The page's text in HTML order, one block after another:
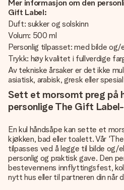
Mer informasjon om den
Gift Label:
Duft: sukker og solskinn
Volum: 500 ml
Personlig tilpasset: med bilde
Trykk: høy kvalitet i fullverdige
Av tekniske årsaker er det ikke
asiatisk, arabisk, gresk eller
Sett et morsomt preg på
personlige The Gift
En kul håndsåpe kan sette et
kjøkken, bad eller toalett. Vår
tilpasses ved å legge til bilde og/
personlig og praktisk gave. Den
bestevennens innflyttingsfest,
nytt hus eller til partneren din når